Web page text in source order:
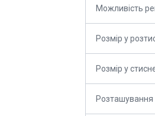
Можливість
Розмір у
Розмір у
Розташування